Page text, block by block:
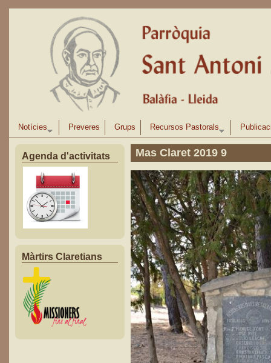
Notícies Preveres Grups Recursos Pastorals
Agenda d'activitats
Màrtirs Claretians
Mas Claret 2019 9